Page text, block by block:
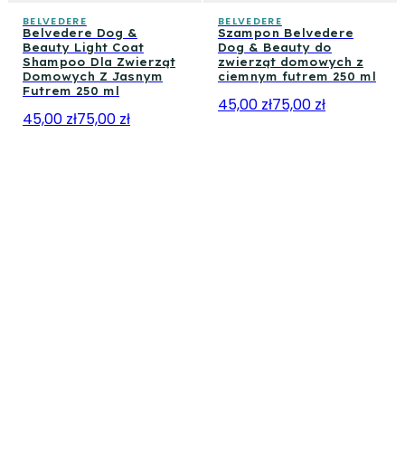
BELVEDERE
Belvedere Dog &
Beauty Light Coat
Shampoo Dla Zwierząt
Domowych Z Jasnym
Futrem 250 ml
45,00 zł75,00 zł
BELVEDERE
Szampon Belvedere
Dog & Beauty do
zwierząt domowych z
ciemnym futrem 250 ml
45,00 zł75,00 zł